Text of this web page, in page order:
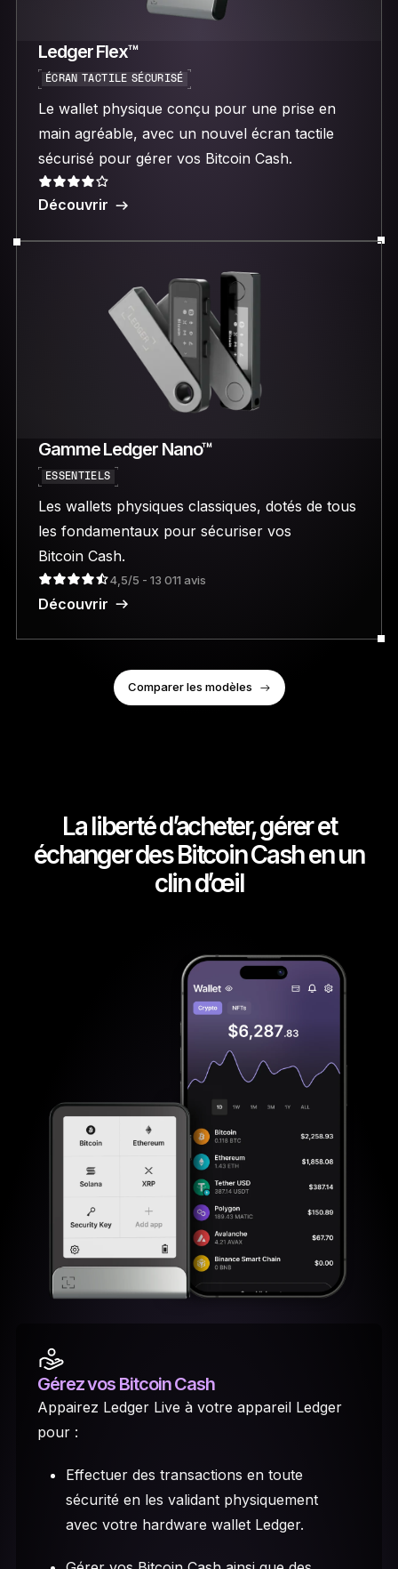
Ledger Flex™
ÉCRAN TACTILE SÉCURISÉ
Le wallet physique conçu pour une prise en
main agréable, avec un nouvel écran tactile
sécurisé pour gérer vos Bitcoin Cash.
Découvrir
Gamme Ledger Nano™
ESSENTIELS
Les wallets physiques classiques, dotés de tous
les fondamentaux pour sécuriser vos
Bitcoin Cash.
4,5/5 - 13 011 avis
Découvrir
Comparer les modèles
La liberté d’acheter, gérer et
échanger des Bitcoin Cash en un
clin d’œil
Gérez vos Bitcoin Cash
Appairez Ledger Live à votre appareil Ledger
pour :
Effectuer des transactions en toute
sécurité en les validant physiquement
avec votre hardware wallet Ledger.